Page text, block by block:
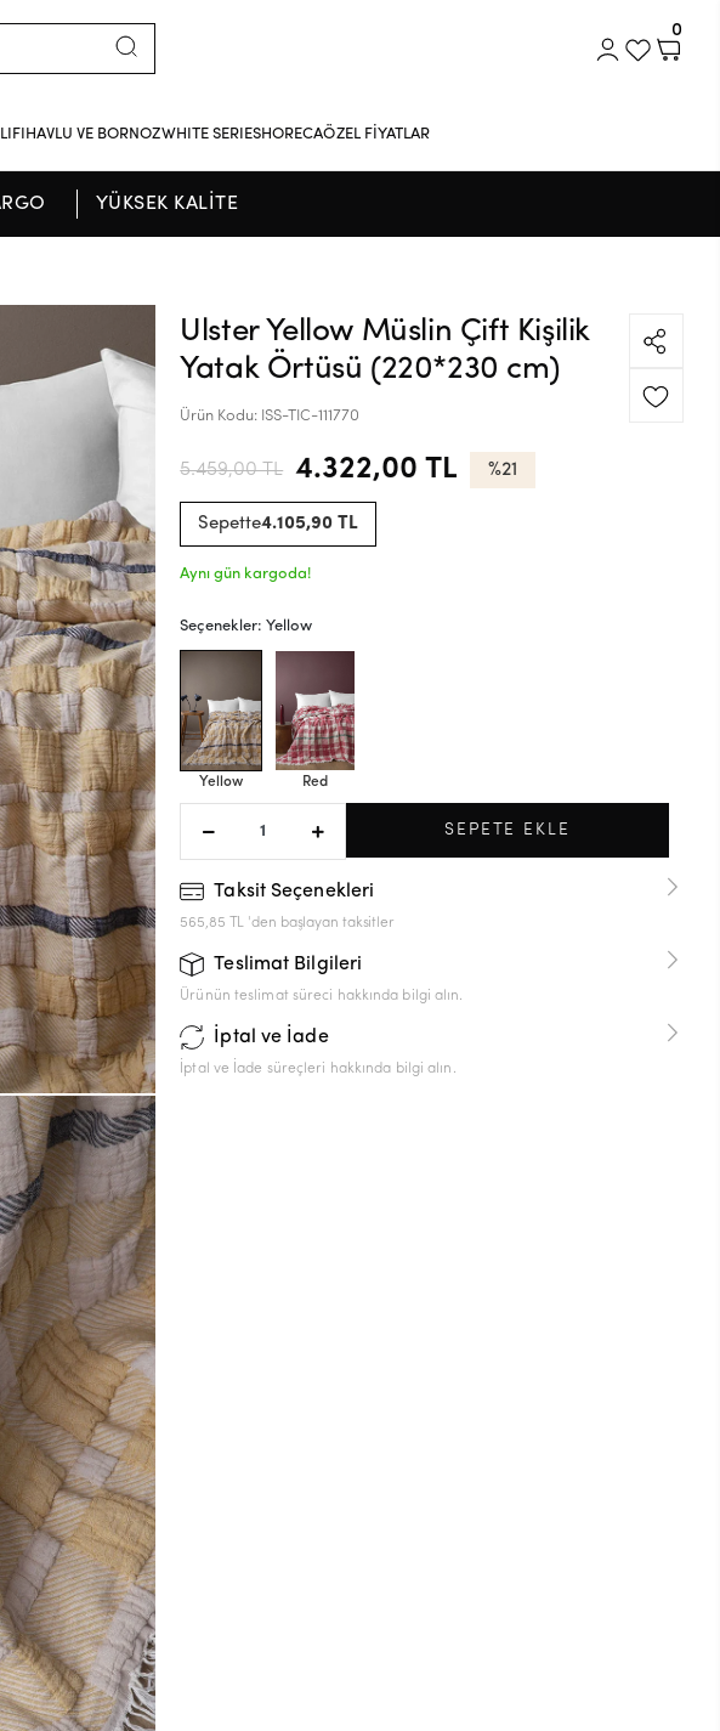
0
HAVLU VE BORNOZWHITE SERIESHORECAÖZEL FİYATLAR
YÜKSEK KALİTE
Ulster Yellow Müslin Çift Kişilik
Yatak Örtüsü (220*230 cm)
Ürün Kodu: ISS-TIC-111770
5.459,00 TL 4.322,00 TL %21
Sepette4.105,90 TL
Aynı gün kargoda!
Seçenekler: Yellow
Yellow Red
SEPETE EKLE
Taksit Seçenekleri
565,85 TL 'den başlayan taksitler
Teslimat Bilgileri
Ürünün teslimat süreci hakkında bilgi alın.
İptal ve İade
İptal ve İade süreçleri hakkında bilgi alın.